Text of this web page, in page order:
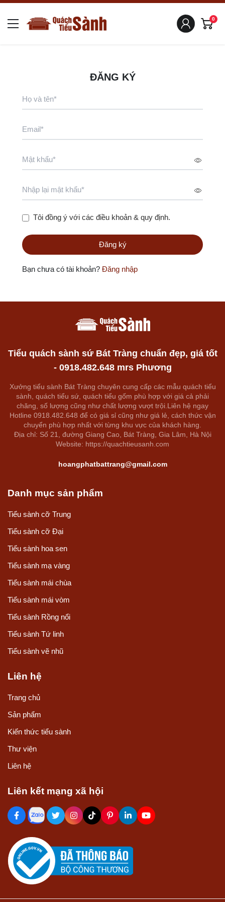
0
ĐĂNG KÝ
Tôi đồng ý với các điều khoản & quy định.
Bạn chưa có tài khoản? Đăng nhập
Tiểu quách sành sứ Bát Tràng chuẩn đẹp, giá tốt
- 0918.482.648 mrs Phương
Xưởng tiểu sành Bát Tràng chuyên cung cấp các mẫu quách tiểu
sành, quách tiểu sứ, quách tiểu gốm phù hợp với giá cả phải
chăng, số lượng cũng như chất lượng vượt trội.Liên hệ ngay
Hotline 0918.482.648 để có giá sỉ cũng như giá lẻ, cách thức vận
chuyển phù hợp nhất với từng khu vực của khách hàng.
Địa chỉ: Số 21, đường Giang Cao, Bát Tràng, Gia Lâm, Hà Nội
Website: https://quachtieusanh.com
hoangphatbattrang@gmail.com
Danh mục sản phẩm
Tiểu sành cỡ Trung
Tiểu sành cỡ Đại
Tiểu sành hoa sen
Tiểu sành mạ vàng
Tiểu sành mái chùa
Tiểu sành mái vòm
Tiểu sành Rồng nổi
Tiểu sành Tứ linh
Tiểu sành vẽ nhũ
Liên hệ
Trang chủ
Sản phẩm
Kiến thức tiểu sành
Thư viện
Liên hệ
Liên kết mạng xã hội